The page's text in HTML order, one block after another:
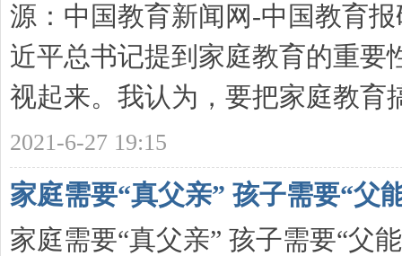
源：中国教育新闻网-中国教育
近平总书记提到家庭教育的重要
视起来。我认为，要把家庭教育
2021-6-27 19:15
家庭需要“真父亲” 孩子需要“父
家庭需要“真父亲” 孩子需要“父